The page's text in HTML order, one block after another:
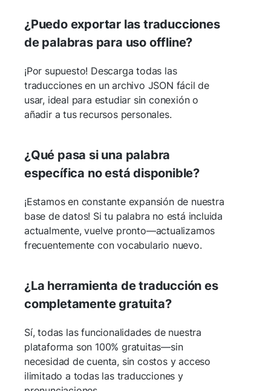
¿Puedo exportar las traducciones
de palabras para uso offline?
¡Por supuesto! Descarga todas las
traducciones en un archivo JSON fácil de
usar, ideal para estudiar sin conexión o
añadir a tus recursos personales.
¿Qué pasa si una palabra
específica no está disponible?
¡Estamos en constante expansión de nuestra
base de datos! Si tu palabra no está incluida
actualmente, vuelve pronto—actualizamos
frecuentemente con vocabulario nuevo.
¿La herramienta de traducción es
completamente gratuita?
Sí, todas las funcionalidades de nuestra
plataforma son 100% gratuitas—sin
necesidad de cuenta, sin costos y acceso
ilimitado a todas las traducciones y